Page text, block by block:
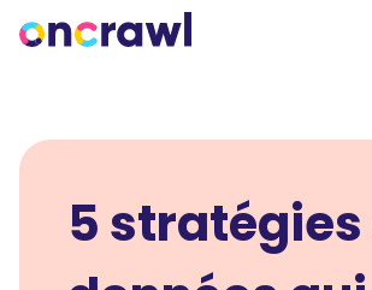
5 stratégies